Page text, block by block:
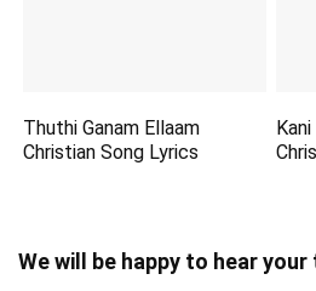
Thuthi Ganam Ellaam
Christian Song Lyrics
We will be happy to hear